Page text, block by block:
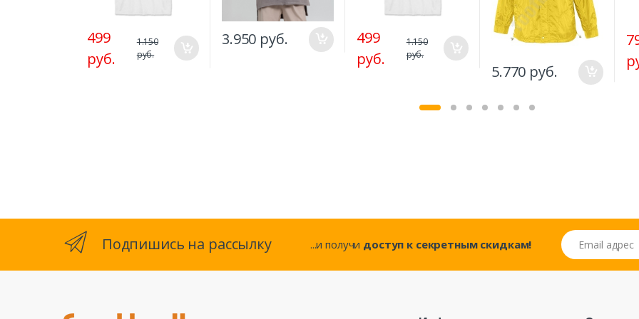
499
руб.
1.150
руб.
3.950 руб.
499
руб.
1.150
руб.
5.770 руб.
Подпишись на рассылку ...и получи доступ к секретным скидкам!
Email адрес